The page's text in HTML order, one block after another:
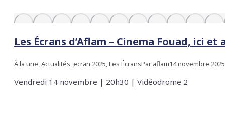
Les Écrans d’Aflam – Cinema Fouad, ici et
À la une,Actualités,ecran 2025,Les ÉcransPar aflam14 novembre 2025
Vendredi 14 novembre | 20h30 | Vidéodrome 2